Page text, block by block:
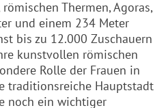
Thermen, Agoras,
und einem 234 Meter
bis zu 12.000 Zuschauern
kunstvollen römischen
Rolle der Frauen in
traditionsreiche Hauptstadt
noch ein wichtiger